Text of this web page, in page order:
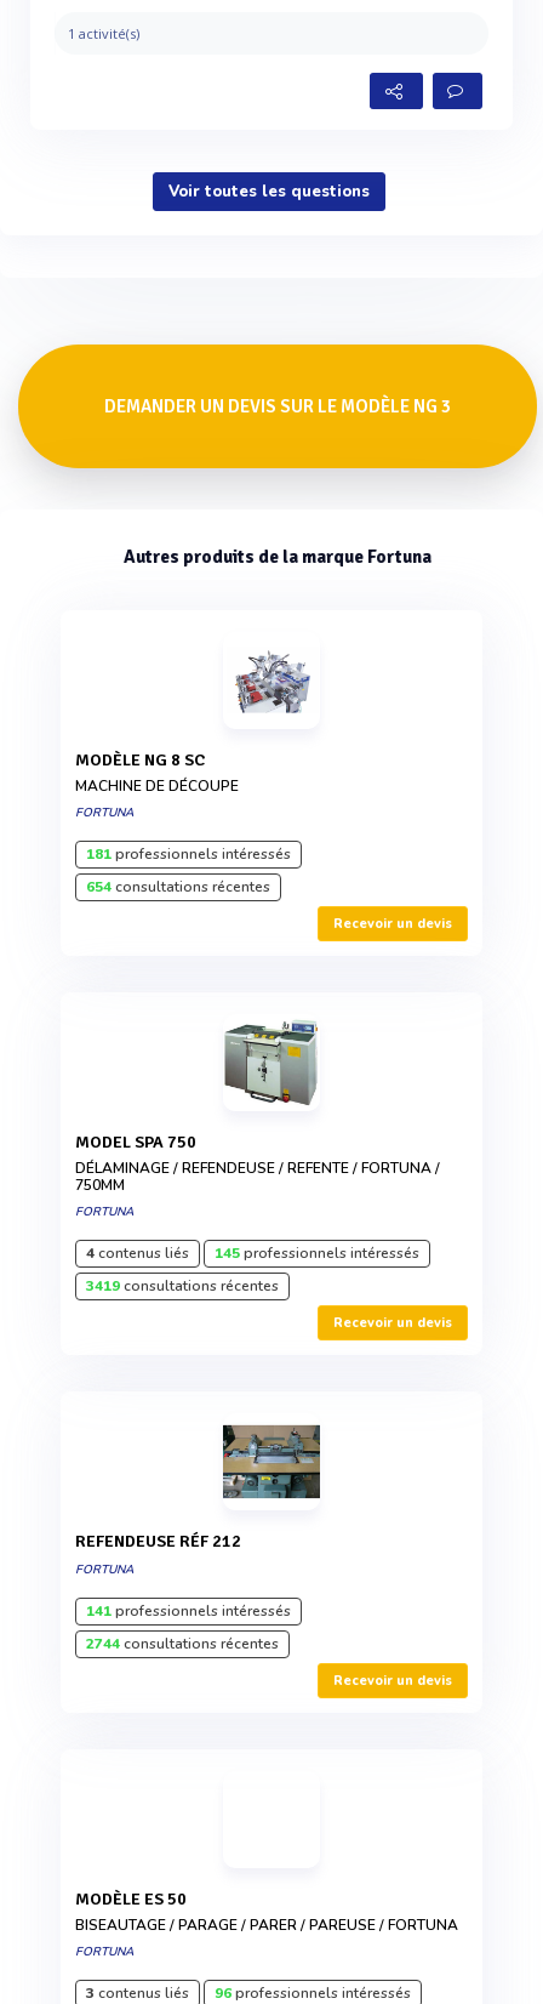
1 activité(s)
Voir toutes les questions
DEMANDER UN DEVIS SUR LE MODÈLE NG 3
Autres produits de la marque Fortuna
MODÈLE NG 8 SC
MACHINE DE DÉCOUPE
FORTUNA
181professionnels intéressés
654consultations récentes
Recevoir un devis
MODEL SPA 750
DÉLAMINAGE / REFENDEUSE / REFENTE / FORTUNA /
750MM
FORTUNA
4contenus liés 145professionnels intéressés
3419consultations récentes
Recevoir un devis
REFENDEUSE RÉF 212
FORTUNA
141professionnels intéressés
2744consultations récentes
Recevoir un devis
MODÈLE ES 50
BISEAUTAGE / PARAGE / PARER / PAREUSE / FORTUNA
FORTUNA
3 contenus liés 96professionnels intéressés